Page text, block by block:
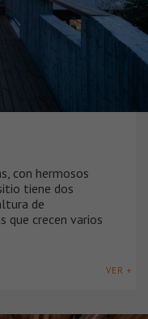
con hermosos
tiene dos
de
que crecen varios
VER +